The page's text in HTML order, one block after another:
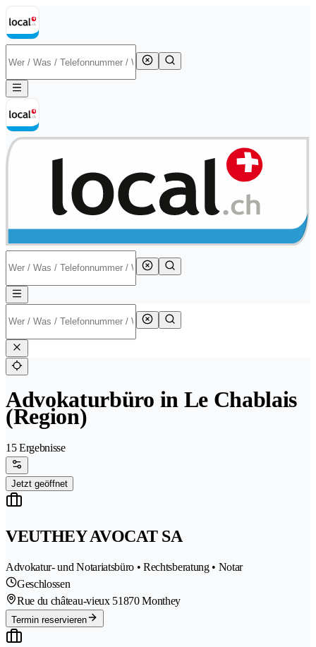
Advokaturbüro in Le Chablais
(Region)
15 Ergebnisse
Jetzt geöffnet
VEUTHEY AVOCAT SA
Advokatur- und Notariatsbüro • Rechtsberatung • Notar
Geschlossen
Rue du château-vieux 51870 Monthey
Termin reservieren